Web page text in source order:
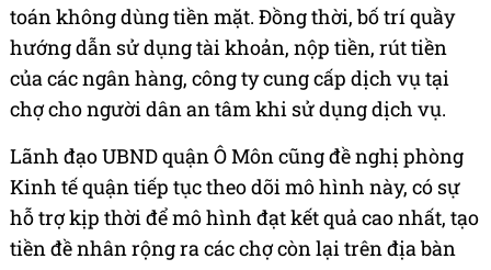
toán không dùng tiền mặt. Đồng thời, bố trí quầy
hướng dẫn sử dụng tài khoản, nộp tiền, rút tiền
của các ngân hàng, công ty cung cấp dịch vụ tại
chợ cho người dân an tâm khi sử dụng dịch vụ.
Lãnh đạo UBND quận Ô Môn cũng đề nghị phòng
Kinh tế quận tiếp tục theo dõi mô hình này, có sự
hỗ trợ kịp thời để mô hình đạt kết quả cao nhất, tạo
tiền đề nhân rộng ra các chợ còn lại trên địa bàn